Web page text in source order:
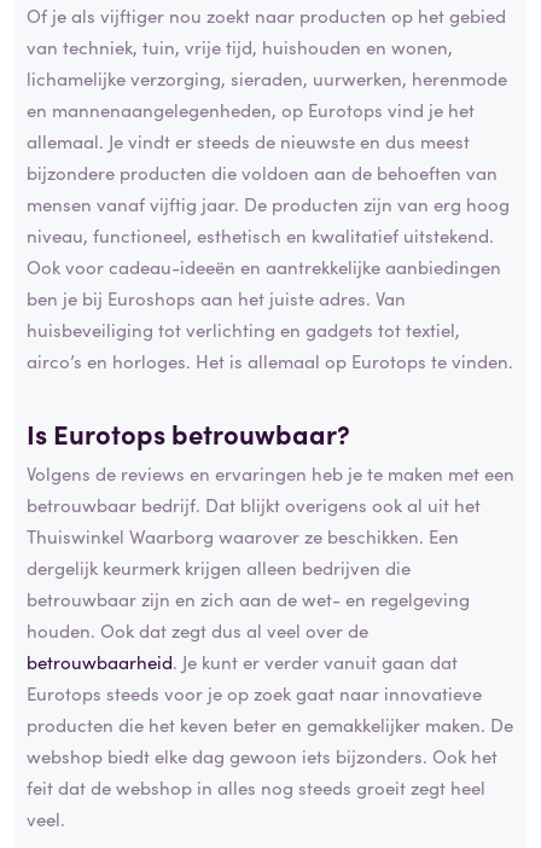
Of je als vijftiger nou zoekt naar producten op het gebied
van techniek, tuin, vrije tijd, huishouden en wonen,
lichamelijke verzorging, sieraden, uurwerken, herenmode
en mannenaangelegenheden, op Eurotops vind je het
allemaal. Je vindt er steeds de nieuwste en dus meest
bijzondere producten die voldoen aan de behoeften van
mensen vanaf vijftig jaar. De producten zijn van erg hoog
niveau, functioneel, esthetisch en kwalitatief uitstekend.
Ook voor cadeau-ideeën en aantrekkelijke aanbiedingen
ben je bij Euroshops aan het juiste adres. Van
huisbeveiliging tot verlichting en gadgets tot textiel,
airco’s en horloges. Het is allemaal op Eurotops te vinden.
Is Eurotops betrouwbaar?
Volgens de reviews en ervaringen heb je te maken met een
betrouwbaar bedrijf. Dat blijkt overigens ook al uit het
Thuiswinkel Waarborg waarover ze beschikken. Een
dergelijk keurmerk krijgen alleen bedrijven die
betrouwbaar zijn en zich aan de wet- en regelgeving
houden. Ook dat zegt dus al veel over de
betrouwbaarheid. Je kunt er verder vanuit gaan dat
Eurotops steeds voor je op zoek gaat naar innovatieve
producten die het keven beter en gemakkelijker maken. De
webshop biedt elke dag gewoon iets bijzonders. Ook het
feit dat de webshop in alles nog steeds groeit zegt heel
veel.